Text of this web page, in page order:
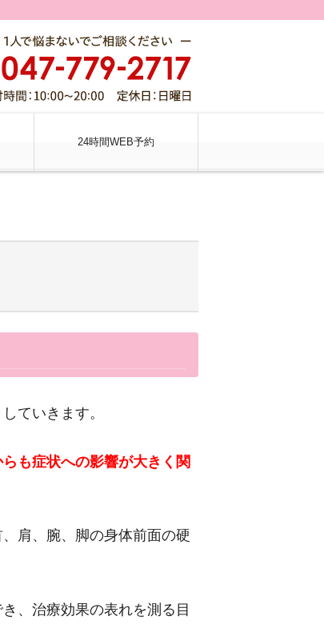
24時間WEB予約
ていきます。
も症状への影響が大きく関
肩、腕、脚の身体前面の硬
、治療効果の表れを測る目